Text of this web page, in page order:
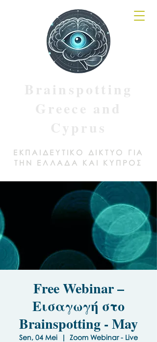
ΕΚΠΑΙΔΕΥΤΙΚΟ ΔΙΚΤΥΟ ΓΙΑ
ΤΗΝ ΕΛΛΑΔΑ ΚΑΙ ΚΥΠΡΟΣ
Free Webinar –
Εισαγωγή στο
Brainspotting - May
Sen, 04 Mei
  |
Zoom Webinar - Live